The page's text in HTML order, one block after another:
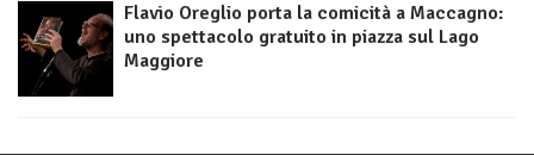
Flavio Oreglio porta la comicità a Maccagno:
uno spettacolo gratuito in piazza sul Lago
Maggiore